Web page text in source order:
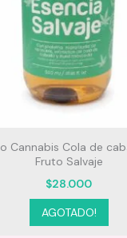
Cannabis Cola de
Fruto Salvaje
$28.000
AGOTADO!